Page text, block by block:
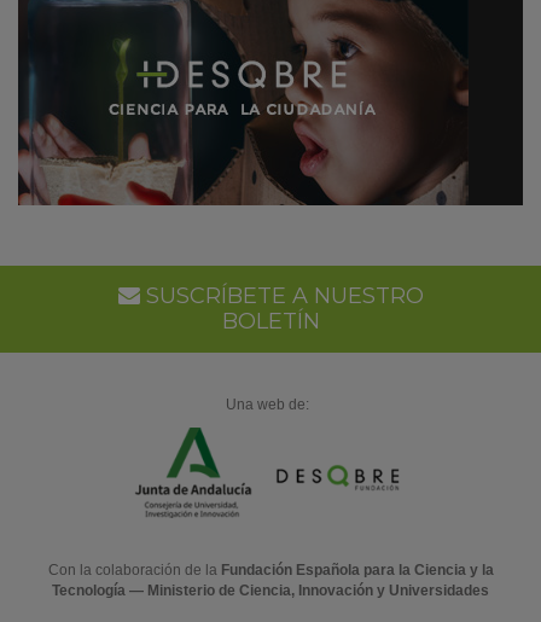
SUSCRÍBETE A NUESTRO
BOLETÍN
Una web de:
Con la colaboración de la Fundación Española para la Ciencia y la
Tecnología — Ministerio de Ciencia, Innovación y Universidades